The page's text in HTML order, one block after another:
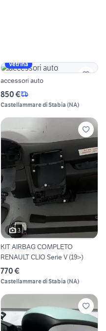
Vetrina
accessori auto
850 €
Castellammare di Stabia (NA)
3
KIT AIRBAG COMPLETO
RENAULT CLIO Serie V (19>)
770 €
Castellammare di Stabia (NA)